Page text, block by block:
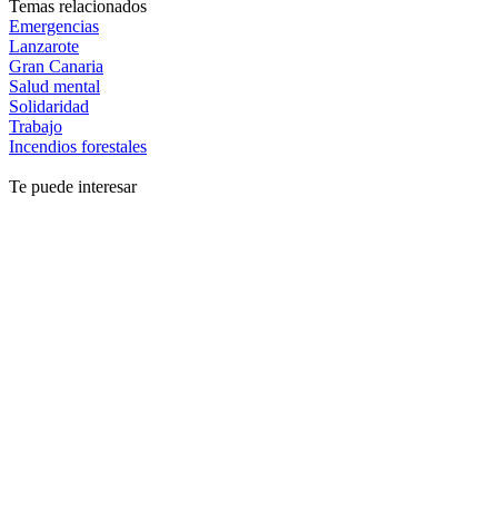
Temas relacionados
Emergencias
Lanzarote
Gran Canaria
Salud mental
Solidaridad
Trabajo
Incendios forestales
Te puede interesar